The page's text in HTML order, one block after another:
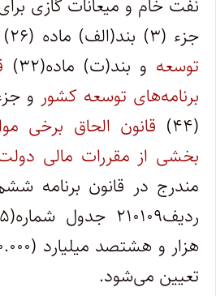
نفت خام و میعانات گازی
جزء (۳) بند(الف) ماده (۲۶)
توسعه و بند(ت) ماده(۳۲)
برنامه‌های توسعه کشور
(۴۴)
قانون الحاق برخی
بخشی از مقررات مالی
مندرج در قانون برنامه
تعیین می‌شود.